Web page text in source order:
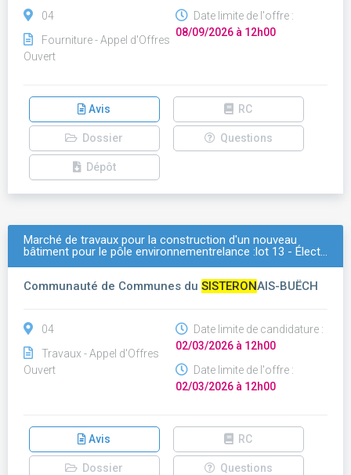
04
Fourniture - Appel d'Offres
Ouvert
Date limite de l'offre :
08/09/2026 à 12h00
Avis RC
Dossier Questions
Dépôt
Marché de travaux pour la construction d'un nouveau
bâtiment pour le pôle environnementrelance :lot 13 - Élect…
Communauté de Communes du SISTERONAIS-BUËCH
04
Travaux - Appel d'Offres
Ouvert
Date limite de candidature :
02/03/2026 à 12h00
Date limite de l'offre :
02/03/2026 à 12h00
Avis RC
Dossier Questions